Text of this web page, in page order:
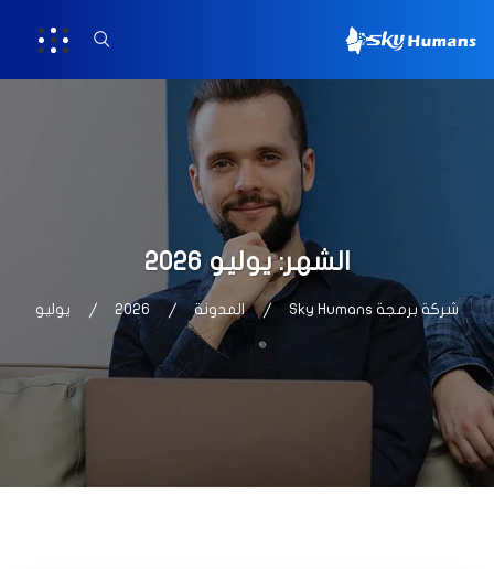
الشهر:يوليو 2026
شركة برمجة Sky Humans المدونة 2026 يوليو